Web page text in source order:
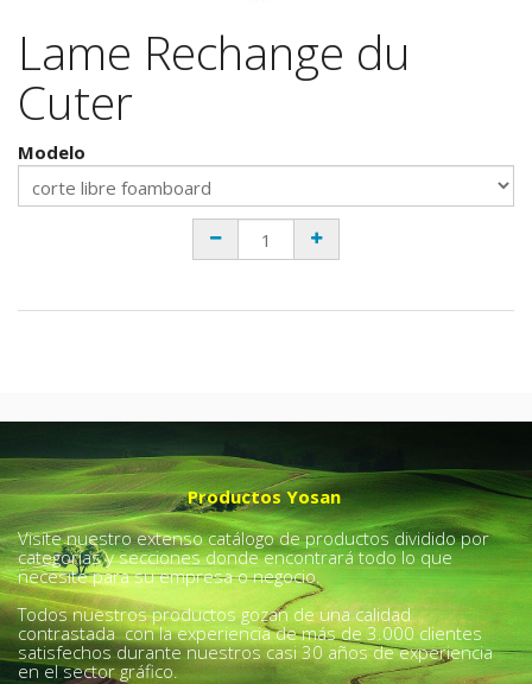
Lame Rechange du
Cuter
Modelo
Productos Yosan
Visite nuestro extenso catálogo de productos dividido por
categorías y secciones donde encontrará todo lo que
necesite para su empresa o negocio.
Todos nuestros productos gozan de una calidad
contrastada con la experiencia de más de 3.000 clientes
satisfechos durante nuestros casi 30 años de experiencia
en el sector gráfico.